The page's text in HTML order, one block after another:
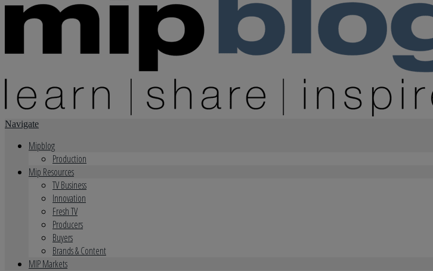
Navigate
Mipblog
Production
Mip Resources
TV Business
Innovation
Fresh TV
Producers
Buyers
Brands & Content
MIP Markets